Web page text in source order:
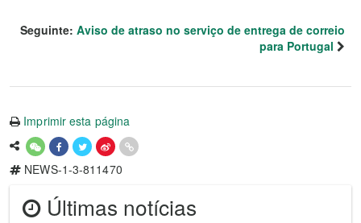
Seguinte: Aviso de atraso no serviço de entrega de correio
para Portugal
Imprimir esta página
NEWS-1-3-811470
Últimas notícias